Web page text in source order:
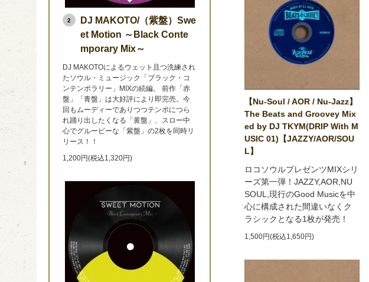
【Nu-Soul / AOR / Nu-Jazz】
The Beats and Groovey Mix
ed by DJ TKYM(DRIP With M
USIC 01)【JAZZY/AOR/SOU
L】
ロコソウルプレゼンツMIXシリ
ーズ第一弾！JAZZY,AOR,NU
SOUL,現行のGood Musicを中
心に構成された間違いなくク
ラシックとなる1枚が発売！
1,500円(税込1,650円)
2
DJ MAKOTO/（紫盤）Swe
et Motion ～Black Conte
mporary Mix～
DJ MAKOTOによるウェット且つ洗練され
たソウル・ミュージック「ブラック・コ
ンテンポラリー」MIXの続編。 前作「赤
盤」「青盤」は大好評により即完売。今
回もムーディーでありつつテンポにつら
れ踊り出したくなる「黄盤」、スロー中
心でグルービーな「紫盤」の2枚を同時リ
リース！！
1,200円(税込1,320円)